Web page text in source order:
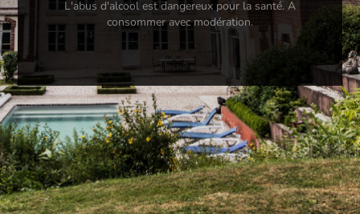
L'abus d'alcool est dangereux pour la santé. A
consommer avec modération.
Alcohol